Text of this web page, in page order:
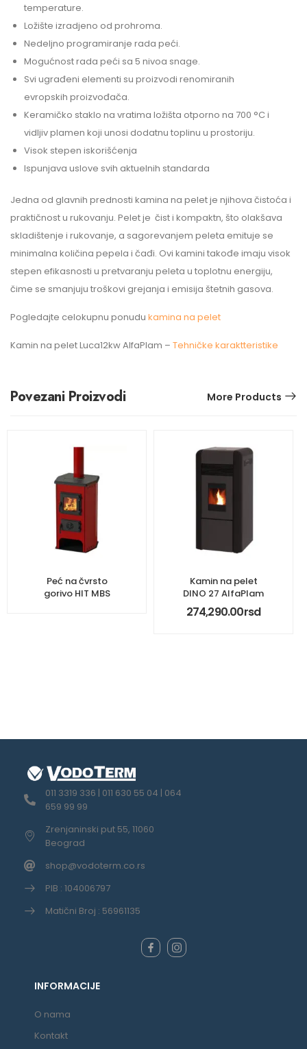
temperature.
Ložište izradjeno od prohroma.
Nedeljno programiranje rada peći.
Mogućnost rada peći sa 5 nivoa snage.
Svi ugrađeni elementi su proizvodi renomiranih
evropskih proizvođača.
Keramičko staklo na vratima ložišta otporno na 700 °C i
vidljiv plamen koji unosi dodatnu toplinu u prostoriju.
Visok stepen iskorišćenja
Ispunjava uslove svih aktuelnih standarda
Jedna od glavnih prednosti kamina na pelet je njihova čistoća i
praktičnost u rukovanju. Pelet je čist i kompaktn, što olakšava
skladištenje i rukovanje, a sagorevanjem peleta emituje se
minimalna količina pepela i čađi. Ovi kamini takođe imaju visok
stepen efikasnosti u pretvaranju peleta u toplotnu energiju,
čime se smanjuju troškovi grejanja i emisija štetnih gasova.
Pogledajte celokupnu ponudu kamina na pelet
Kamin na pelet Luca12kw AlfaPlam – Tehničke karaktteristike
Povezani Proizvodi More Products
Peć na čvrsto
gorivo HIT MBS
Kamin na pelet
DINO 27 AlfaPlam
274,290.00rsd
011 3319 336 | 011 630 55 04 | 064
659 99 99
Zrenjaninski put 55, 11060
Beograd
shop@vodoterm.co.rs
PIB : 104006797
Matični Broj : 56961135
INFORMACIJE
O nama
Kontakt